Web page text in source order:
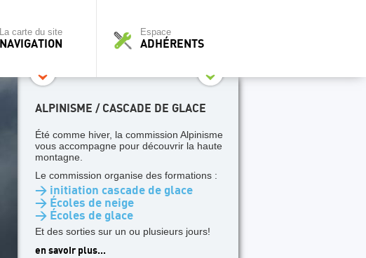
La carte du site
NAVIGATION
Espace
ADHÉRENTS
ALPINISME / CASCADE DE GLACE
Été comme hiver, la commission Alpinisme
vous accompagne pour découvrir la haute
montagne.
Le commission organise des formations :
> initiation cascade de glace
> Écoles de neige
> Écoles de glace
Et des sorties sur un ou plusieurs jours!
en savoir plus...